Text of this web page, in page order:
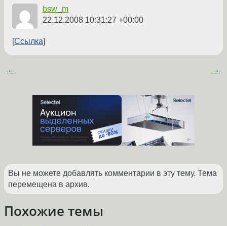
bsw_m
22.12.2008 10:31:27 +00:00
Ссылка
← →
Вы не можете добавлять комментарии в эту тему. Тема
перемещена в архив.
Похожие темы